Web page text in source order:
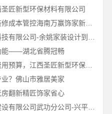
匠新型环保材料有限公司
万赢饰家直营家庭装修成本管控海南万赢饰家新型建筑材料有限公司
能——湖北省腾冠畅
国内专业室内装修费用预算，江西圣匠新型环保材料有限公司
？佛山市雅居美家
翻新精匠饰家省心
中蓝建投（北京）建设有限公司武功分公司-兴平装修靠谱全包